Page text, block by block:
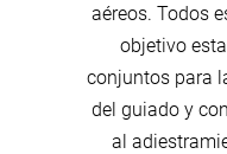
aéreos. Todos
objetivo
conjuntos para
del guiado y
al